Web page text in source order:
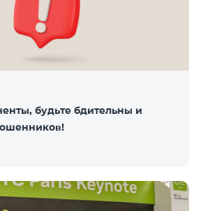
будьте бдительны и